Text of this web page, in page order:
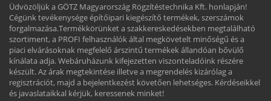
Üdvözöljük a GÖTZ Magyarország Rögzítéstechnika Kft. honlapján!
Cégünk tevékenysége építőipari kiegészítő termékek, szerszámok
forgalmazása.Termékkörünket a szakkereskedésekben megtalálható
szortiment, a PROFI felhasználók által megkövetelt minőségű és a
piaci elvárásoknak megfelelő árszintű termékek állandóan bővülő
kínálata adja. Webáruházunk kifejezetten viszonteladóink részére
készült. Az árak megtekintése illetve a megrendelés kizárólag a
regisztrációt, majd a bejelentkezést követően lehetséges. Kérdéseikkel
és javaslataikkal kérjük, keressenek minket!